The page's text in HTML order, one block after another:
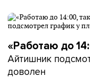
«Работаю до
Айтишник
доволен